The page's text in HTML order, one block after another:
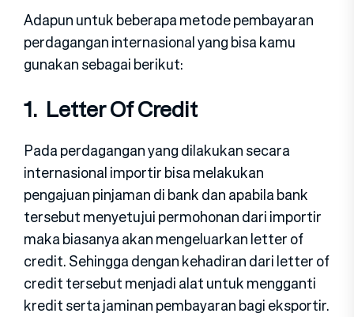
Adapun untuk beberapa metode pembayaran
perdagangan internasional yang bisa kamu
gunakan sebagai berikut:
1. Letter Of Credit
Pada perdagangan yang dilakukan secara
internasional importir bisa melakukan
pengajuan pinjaman di bank dan apabila bank
tersebut menyetujui permohonan dari importir
maka biasanya akan mengeluarkan letter of
credit. Sehingga dengan kehadiran dari letter of
credit tersebut menjadi alat untuk mengganti
kredit serta jaminan pembayaran bagi eksportir.